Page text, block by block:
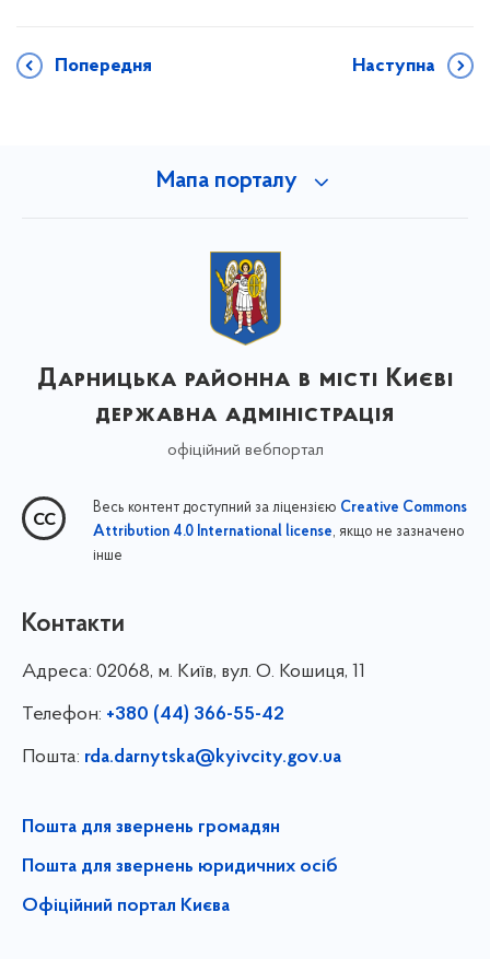
Попередня Наступна
Мапа порталу
Дарницька районна в місті Києві
державна адміністрація
офіційний вебпортал
Весь контент доступний за ліцензією Creative Commons
Attribution 4.0 International license, якщо не зазначено
інше
Контакти
Адреса: 02068, м. Київ, вул. О. Кошиця, 11
Телефон: +380 (44) 366-55-42
Пошта: rda.darnytska@kyivcity.gov.ua
Пошта для звернень громадян
Пошта для звернень юридичних осіб
Офіційний портал Києва